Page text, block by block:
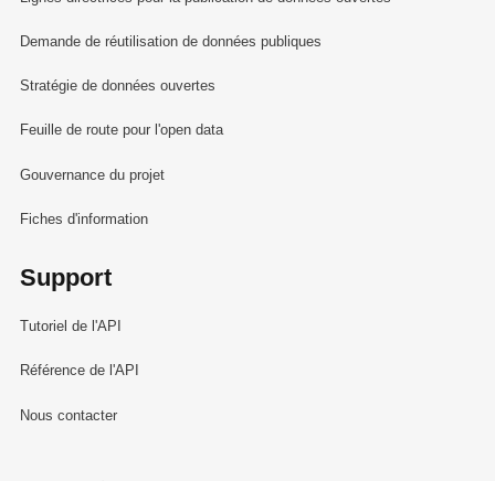
Demande de réutilisation de données publiques
Stratégie de données ouvertes
Feuille de route pour l'open data
Gouvernance du projet
Fiches d'information
Support
Tutoriel de l'API
Référence de l'API
Nous contacter